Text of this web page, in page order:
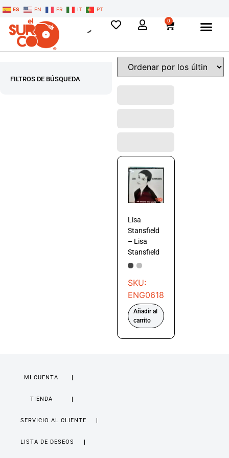
ES EN FR IT PT
0
FILTROS DE BÚSQUEDA
Lisa
Stansfield
– Lisa
Stansfield
SKU:
ENG0618
Añadir al
carrito
MI CUENTA
TIENDA
SERVICIO AL CLIENTE
LISTA DE DESEOS